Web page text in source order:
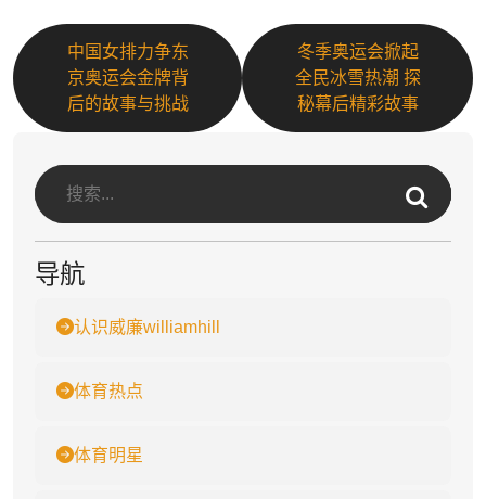
中国女排力争东
京奥运会金牌背
后的故事与挑战
冬季奥运会掀起
全民冰雪热潮 探
秘幕后精彩故事
导航
认识威廉williamhill
体育热点
体育明星